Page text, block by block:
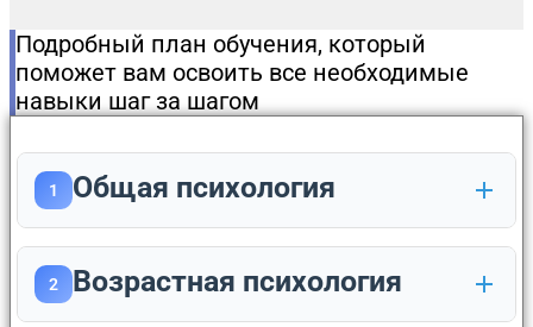
Подробный план обучения, который
поможет вам освоить все необходимые
навыки шаг за шагом
1 Общая психология
2 Возрастная психология